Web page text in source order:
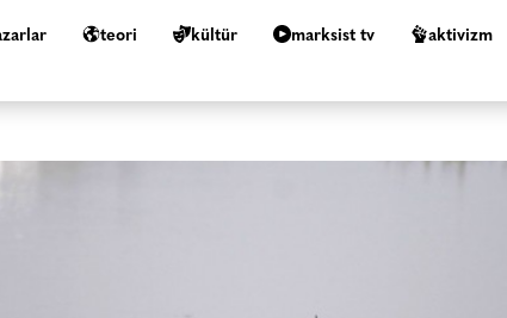
teori kültür marksist tv aktivizm